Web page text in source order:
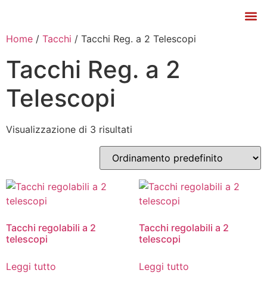
Home / Tacchi / Tacchi Reg. a 2 Telescopi
Tacchi Reg. a 2
Telescopi
Visualizzazione di 3 risultati
Tacchi regolabili a 2
telescopi
Leggi tutto
Tacchi regolabili a 2
telescopi
Leggi tutto